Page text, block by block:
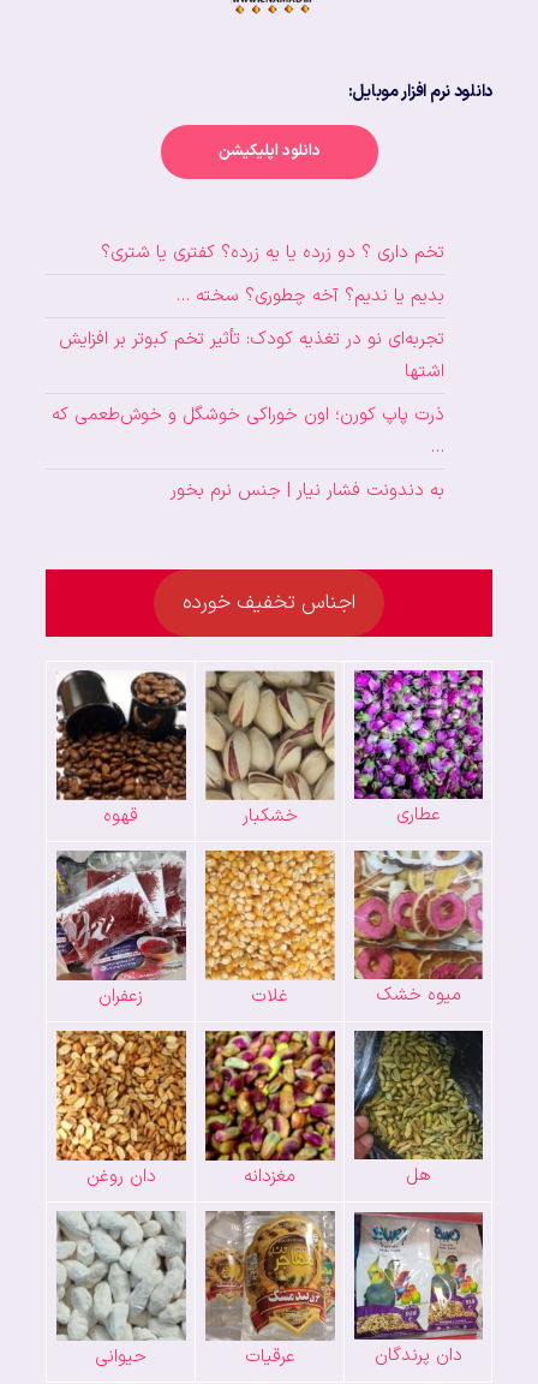
دانلود نرم افزار موبایل:
دانلود اپلیکیشن
تخم داری ؟ دو زرده یا یه زرده؟ کفتری یا شتری؟
بدیم یا ندیم؟ آخه چطوری؟ سخته …
تجربه‌ای نو در تغذیه کودک: تأثیر تخم کبوتر بر افزایش
اشتها
ذرت پاپ کورن؛ اون خوراکی خوشگل و خوش‌طعمی که
…
به دندونت فشار نیار | جنس نرم بخور
اجناس تخفیف خورده
عطاری خشکبار قهوه
میوه خشک غلات زعفران
هل مغزدانه دان روغن
دان پرندگان عرقیات حیوانی